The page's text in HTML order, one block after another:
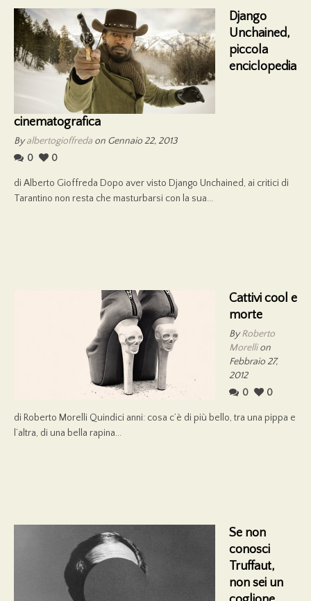
Django
Unchained,
piccola
enciclopedia
cinematografica
Byalbertogioffreda on Gennaio 22, 2013
0
0
di Alberto Gioffreda Dopo aver visto Django Unchained, ai critici di
Tarantino non resta che masturbarsi con la sua...
Cattivi cool e
morte
ByRoberto
Morellion
Febbraio 27,
2012
0
0
di Roberto Morelli Quindici anni: cosa c’è di più bello, tra una pippa e
l’altra, di una bella rapina...
Se non
conosci
Truffaut,
non sei un